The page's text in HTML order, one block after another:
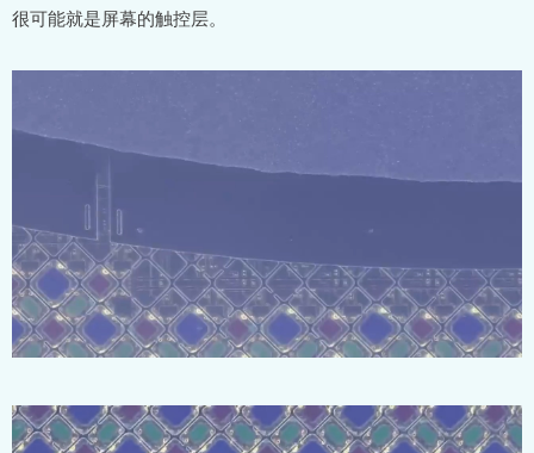
很可能就是屏幕的触控层。